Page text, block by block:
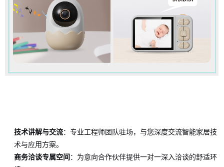
技术讲解与交流：专业工程师团队驻场，与您深度交流智能家居技
术与应用方案。
商务洽谈专属空间：为意向合作伙伴提供一对一深入洽谈的舒适环